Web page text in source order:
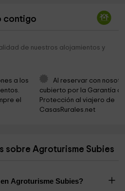
Concepció 1,7 km
Vall
Vall
2,7 km
3,2 km
contigo
de nuestros alojamientos y
a los
el
Al reservar con
cubierto por la Garantía
Protección al viajero de
CasasRurales.net
sobre Agroturisme Subies
Agroturisme Subies?